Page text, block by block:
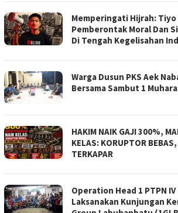
Memperingati Hijrah:
Pemberontak Moral Dan
Di Tengah Kegelisahan
‎Warga Dusun PKS Aek
Bersama Sambut 1
HAKIM NAIK GAJI 300%,
KELAS: KORUPTOR
TERKAPAR
Operation Head 1 PTPN
Laksanakan Kunjungan